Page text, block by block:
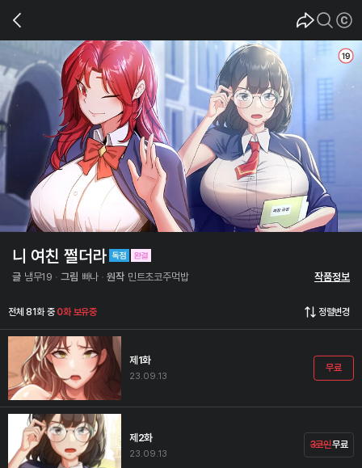
니 여친 쩔더라
글 냄무19 그림 빠나 원작 민트초코주먹밥 작품정보
전체 81화 중 0화 보유중 정렬변경
제1화
23.09.13
무료
제2화
23.09.13
3코인무료